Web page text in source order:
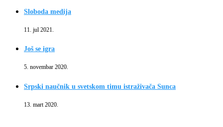
Sloboda medija
11. jul 2021.
Još se igra
5. novembar 2020.
Srpski naučnik u svetskom timu istraživača Sunca
13. mart 2020.